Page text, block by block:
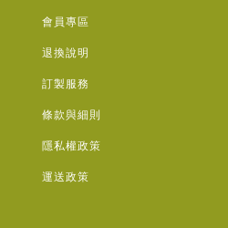
會員專區
退換說明
訂製服務
條款與細則
隱私權政策
運送政策